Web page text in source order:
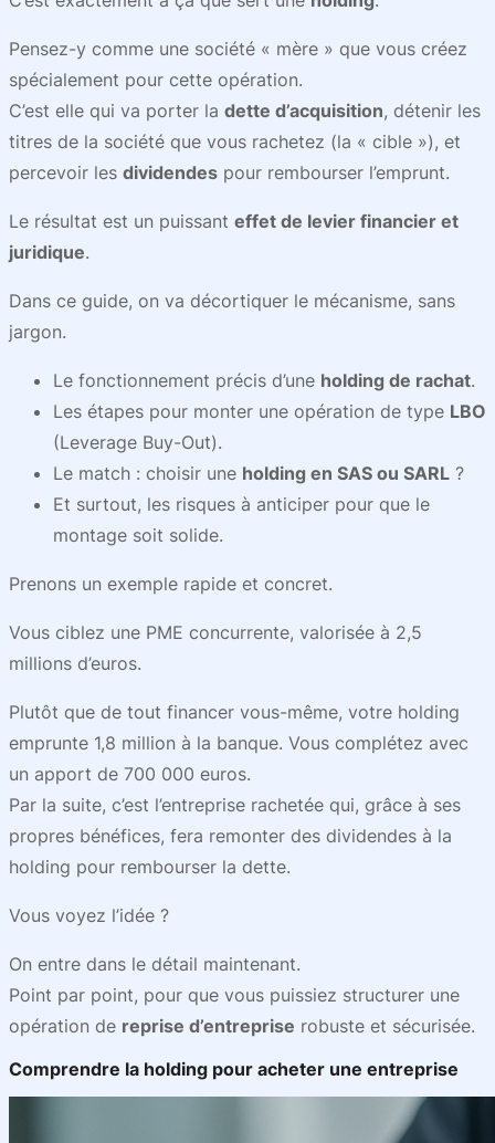
Pensez-y comme une société « mère » que vous créez
spécialement pour cette opération.
C’est elle qui va porter la dette d’acquisition, détenir les
titres de la société que vous rachetez (la « cible »), et
percevoir les dividendes pour rembourser l’emprunt.
Le résultat est un puissant effet de levier financier et
juridique.
Dans ce guide, on va décortiquer le mécanisme, sans
jargon.
Le fonctionnement précis d’une holding de rachat.
Les étapes pour monter une opération de type LBO
(Leverage Buy-Out).
Le match : choisir une holding en SAS ou SARL ?
Et surtout, les risques à anticiper pour que le
montage soit solide.
Prenons un exemple rapide et concret.
Vous ciblez une PME concurrente, valorisée à 2,5
millions d’euros.
Plutôt que de tout financer vous-même, votre holding
emprunte 1,8 million à la banque. Vous complétez avec
un apport de 700 000 euros.
Par la suite, c’est l’entreprise rachetée qui, grâce à ses
propres bénéfices, fera remonter des dividendes à la
holding pour rembourser la dette.
Vous voyez l’idée ?
On entre dans le détail maintenant.
Point par point, pour que vous puissiez structurer une
opération de reprise d’entreprise robuste et sécurisée.
Comprendre la holding pour acheter une entreprise